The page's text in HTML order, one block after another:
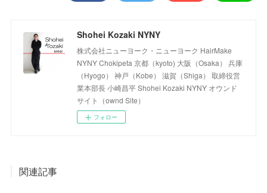
Shohei Kozaki NYNY
株式会社ニューヨーク・ニューヨーク HairMake
NYNY Chokipeta 京都（kyoto) 大阪（Osaka） 兵庫
（Hyogo） 神戸（Kobe） 滋賀（Shiga） 取締役営
業本部長 小崎昌平 Shohei Kozaki NYNY オウンド
サイト（ownd Site）
フォロー
関連記事